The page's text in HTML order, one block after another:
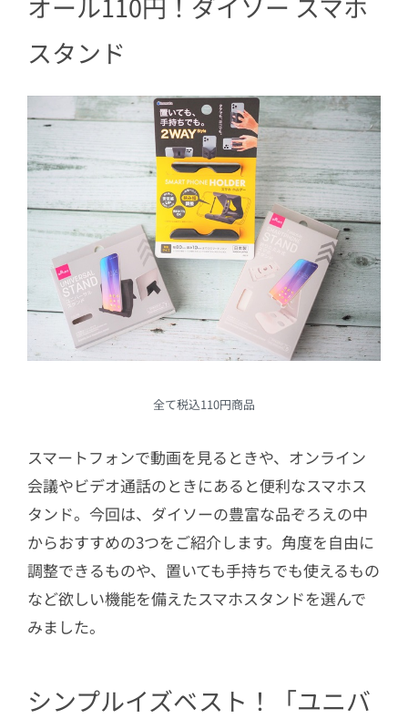
スタンド
全て税込110円商品
スマートフォンで動画を見るときや、オンライン
会議やビデオ通話のときにあると便利なスマホス
タンド。今回は、ダイソーの豊富な品ぞろえの中
からおすすめの3つをご紹介します。角度を自由に
調整できるものや、置いても手持ちでも使えるもの
など欲しい機能を備えたスマホスタンドを選んで
みました。
シンプルイズベスト！「ユニバ